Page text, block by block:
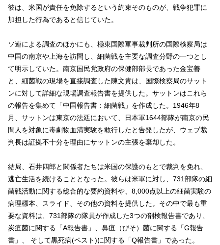
彼は、米国が責任を免除するという約束そのものが、戦争犯罪に
加担した行為であると信じていた。
ソ連による調査のほかにも、極東国際軍事裁判所の国際検察局は
中国の南京や上海を訪問し、細菌戦を主要な調査分野の一つとし
て明示していた。南京国民党政府の保健部部長であった金宝善
と、細菌戦の現場を直接調査した陳文貴は、国際検察局のサット
ンに対して詳細な現場調査報告書を提供した。サットンはこれら
の報告を集めて「中国報告書：細菌戦」を作成した。1946年8
月、サットンは東京の法廷において、日本軍1644部隊が南京の民
間人を対象に毒劇物血清実験を敢行したと告発したが、ウェブ裁
判長は証拠不十分を理由にサットンの主張を棄却した。
結局、石井四郎と関係者たちは米国の保護のもとで裁判を免れ、
逃亡生活を続けることとなった。彼らは米軍に対し、731部隊の細
菌戦活動に関する総合的な要約資料や、8,000点以上の細菌実験の
病理標本、スライド、その他の資料を提供した。その中で最も重
要な資料は、731部隊の隊員が作成した3つの剖検報告書であり、
炭疽菌に関する「A報告書」、鼻疽（びそ）菌に関する「G報告
書」、 そして黒死病(ペスト)に関する「Q報告書」であった。